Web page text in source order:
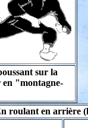
sur la
en "montagne-
roulant en arrière